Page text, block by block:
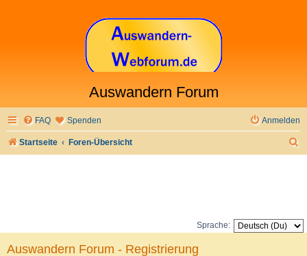
Auswandern Forum
FAQ Spenden Anmelden
Startseite Foren-Übersicht
Sprache:
Auswandern Forum - Registrierung